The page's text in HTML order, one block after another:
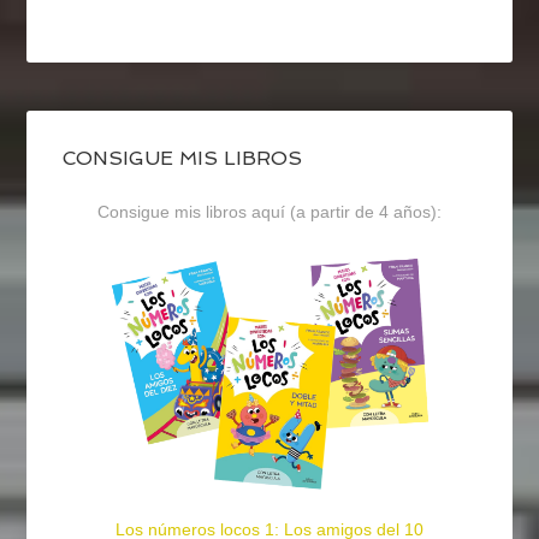
CONSIGUE MIS LIBROS
Consigue mis libros aquí (a partir de 4 años):
Los números locos 1: Los amigos del 10